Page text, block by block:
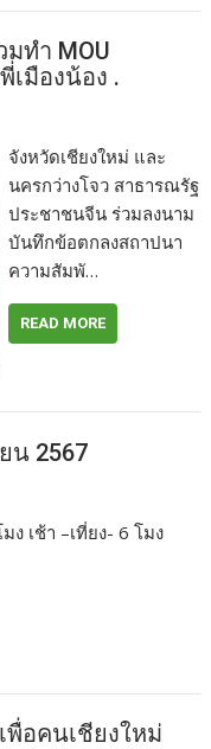
ทำ MOU
เมืองน้อง .
จังหวัดเชียงใหม่ และ
นครกว่างโจว สาธารณรัฐ
ประชาชนจีน ร่วมลงนาม
บันทึกข้อตกลงสถาปนา
ความสัมพั…
READ MORE
น 2567
ง เช้า –เที่ยง- 6 โมง
อคนเชียงใหม่